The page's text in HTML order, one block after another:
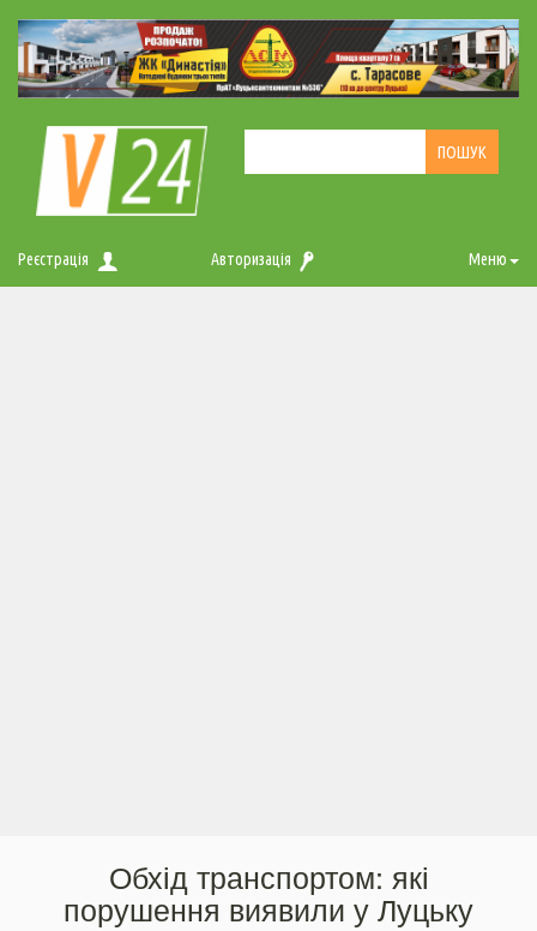
Реєстрація Авторизація Меню
Обхід транспортом: які
порушення виявили у Луцьку